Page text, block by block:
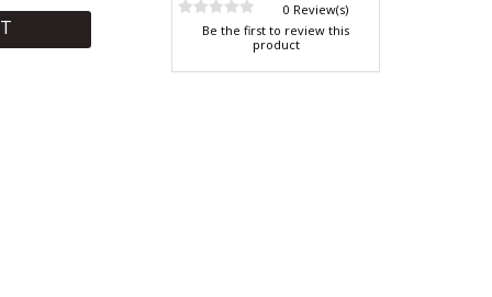
0 Review(s)
Be the first to review this
product